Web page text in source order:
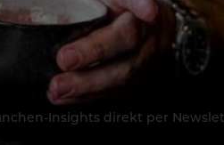
Insights direkt per